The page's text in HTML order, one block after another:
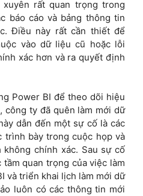
rất quan trọng trong
báo cáo và bảng thông tin
Điều này rất cần thiết để
vào dữ liệu cũ hoặc lỗi
xác hơn và ra quyết định
Power BI để theo dõi hiệu
công ty đã quên làm mới dữ
dẫn đến một sự cố là các
trình bày trong cuộc họp và
chính xác. Sau sự cố
quan trọng của việc làm
và triển khai lịch làm mới dữ
luôn có các thông tin mới